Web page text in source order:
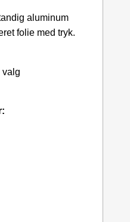
aluminum
folie med tryk.
valg